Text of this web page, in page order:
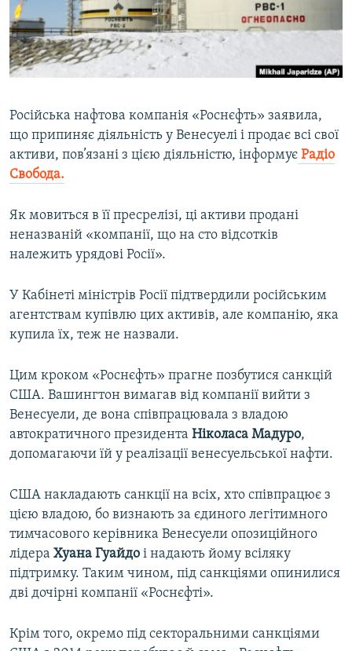
ВІДЕОУРОКИ «ELIFBE»
СВІДЧЕННЯ ОКУПАЦІЇ
УКРАЇНСЬКА ПРОБЛЕМА КРИМУ
Русский
Qırımtatar
Усі сайти RFE/RL
Російська нафтова компанія «Роснєфть» заявила,
що припиняє діяльність у Венесуелі і продає всі свої
активи, пов’язані з цією діяльністю, інформує Радіо
Свобода.
Як мовиться в її пресрелізі, ці активи продані
неназваній «компанії, що на сто відсотків
належить урядові Росії».
У Кабінеті міністрів Росії підтвердили російським
агентствам купівлю цих активів, але компанію, яка
купила їх, теж не назвали.
Цим кроком «Роснєфть» прагне позбутися санкцій
США. Вашингтон вимагав від компанії вийти з
Венесуели, де вона співпрацювала з владою
автократичного президента Ніколаса Мадуро,
допомагаючи їй у реалізації венесуельської нафти.
США накладають санкції на всіх, хто співпрацює з
цією владою, бо визнають за єдиного легітимного
тимчасового керівника Венесуели опозиційного
лідера Хуана Гуайдо і надають йому всіляку
підтримку. Таким чином, під санкціями опинилися
дві дочірні компанії «Роснєфті».
Крім того, окремо під секторальними санкціями